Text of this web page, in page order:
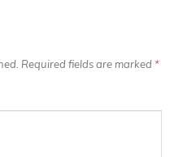
Required fields are marked *